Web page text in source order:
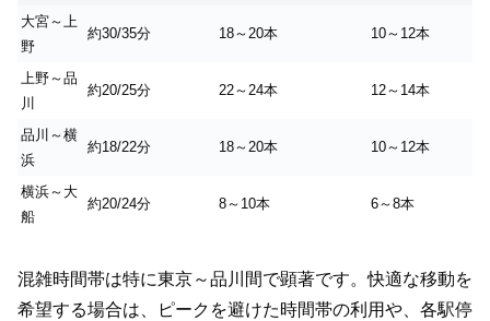
大宮～上
野
約30/35分 18～20本 10～12本
上野～品
川
約20/25分 22～24本 12～14本
品川～横
浜
約18/22分 18～20本 10～12本
横浜～大
船
約20/24分 8～10本 6～8本
混雑時間帯は特に東京～品川間で顕著です。快適な移動を
希望する場合は、ピークを避けた時間帯の利用や、各駅停